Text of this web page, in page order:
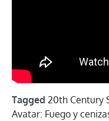
Tagged 20th Century
Avatar: Fuego y